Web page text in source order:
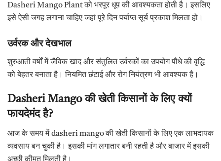
Dasheri Mango Plant को भरपूर धूप की आवश्यकता होती है। इसलिए
इसे ऐसी जगह लगाना चाहिए जहां पूरे दिन पर्याप्त सूर्य प्रकाश मिलता हो।
उर्वरक और देखभाल
शुरुआती वर्षों में जैविक खाद और संतुलित उर्वरकों का उपयोग पौधे की वृद्धि
को बेहतर बनाता है। नियमित छंटाई और रोग नियंत्रण भी आवश्यक है।
Dasheri Mangoकी खेती किसानों के लिए क्यों
फायदेमंद है?
आज के समय में dasheri mango की खेती किसानों के लिए एक लाभदायक
व्यवसाय बन चुकी है। इसकी मांग लगातार बनी रहती है और बाजार में इसकी
अच्छी कीमत मिलती है।